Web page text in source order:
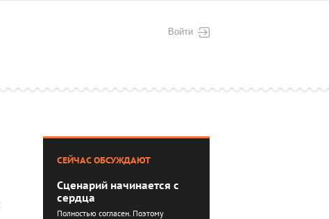
Войти
СЕЙЧАС ОБСУЖДАЮТ
Сценарий начинается с
сердца
Полностью согласен. Поэтому